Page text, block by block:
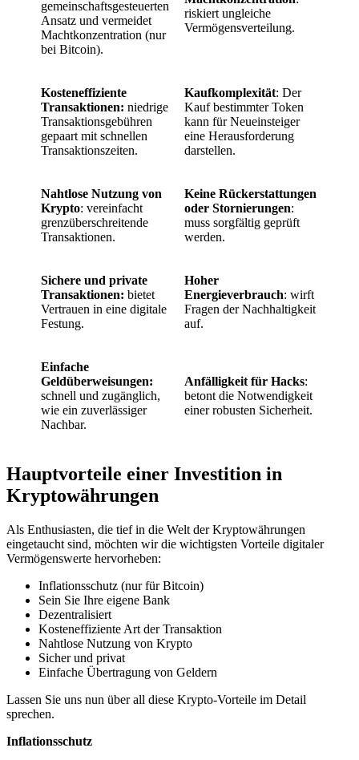
gemeinschaftsgesteuerten
Ansatz und vermeidet
Machtkonzentration (nur
bei Bitcoin).
riskiert ungleiche
Vermögensverteilung.
Kosteneffiziente
Transaktionen: niedrige
Transaktionsgebühren
gepaart mit schnellen
Transaktionszeiten.
Kaufkomplexität: Der
Kauf bestimmter Token
kann für Neueinsteiger
eine Herausforderung
darstellen.
Nahtlose Nutzung von
Krypto: vereinfacht
grenzüberschreitende
Transaktionen.
Keine Rückerstattungen
oder Stornierungen:
muss sorgfältig geprüft
werden.
Sichere und private
Transaktionen: bietet
Vertrauen in eine digitale
Festung.
Hoher
Energieverbrauch: wirft
Fragen der Nachhaltigkeit
auf.
Einfache
Geldüberweisungen:
schnell und zugänglich,
wie ein zuverlässiger
Nachbar.
Anfälligkeit für Hacks:
betont die Notwendigkeit
einer robusten Sicherheit.
Hauptvorteile einer Investition in
Kryptowährungen
Als Enthusiasten, die tief in die Welt der Kryptowährungen
eingetaucht sind, möchten wir die wichtigsten Vorteile digitaler
Vermögenswerte hervorheben:
Inflationsschutz (nur für Bitcoin)
Sein Sie Ihre eigene Bank
Dezentralisiert
Kosteneffiziente Art der Transaktion
Nahtlose Nutzung von Krypto
Sicher und privat
Einfache Übertragung von Geldern
Lassen Sie uns nun über all diese Krypto-Vorteile im Detail
sprechen.
Inflationsschutz